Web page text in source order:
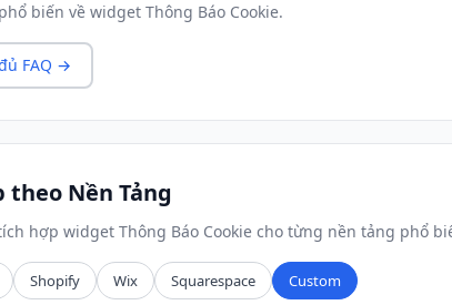
biến về widget Thông Báo Cookie.
FAQ →
theo Nền Tảng
hợp widget Thông Báo Cookie cho từng nền tảng phổ
Shopify Wix Squarespace Custom